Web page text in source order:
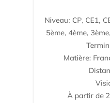
Niveau: CP, CE1,
5ème, 4ème,
Matière:
À partir de